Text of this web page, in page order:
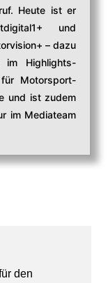
Heute ist er
und
– dazu
im Highlights-
Motorsport-
und ist zudem
im Mediateam
den